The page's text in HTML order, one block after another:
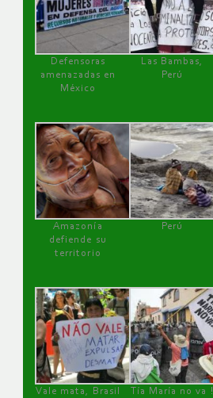
Defensoras
amenazadas en
México
Las Bambas,
Perú
Amazonía
defiende su
territorio
Perú
Vale mata, Brasil Tía María no va !